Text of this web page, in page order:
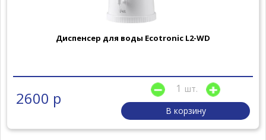
Диспенсер для воды Ecotronic L2-WD
2600 р
шт.
В корзину